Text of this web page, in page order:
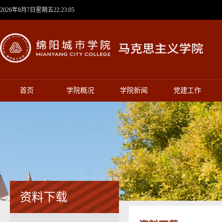
2026年8月7日星期五22:23:05
首页 学院概况 学院新闻 党建工作
资料下载